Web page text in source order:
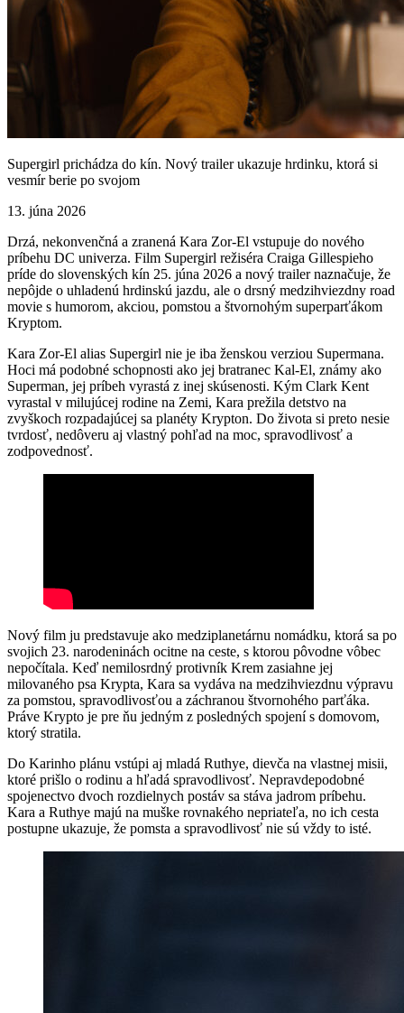
Supergirl prichádza do kín. Nový trailer ukazuje hrdinku, ktorá si
vesmír berie po svojom
13. júna 2026
Drzá, nekonvenčná a zranená Kara Zor-El vstupuje do nového
príbehu DC univerza. Film Supergirl režiséra Craiga Gillespieho
príde do slovenských kín 25. júna 2026 a nový trailer naznačuje, že
nepôjde o uhladenú hrdinskú jazdu, ale o drsný medzihviezdny road
movie s humorom, akciou, pomstou a štvornohým superparťákom
Kryptom.
Kara Zor-El alias Supergirl nie je iba ženskou verziou Supermana.
Hoci má podobné schopnosti ako jej bratranec Kal-El, známy ako
Superman, jej príbeh vyrastá z inej skúsenosti. Kým Clark Kent
vyrastal v milujúcej rodine na Zemi, Kara prežila detstvo na
zvyškoch rozpadajúcej sa planéty Krypton. Do života si preto nesie
tvrdosť, nedôveru aj vlastný pohľad na moc, spravodlivosť a
zodpovednosť.
Nový film ju predstavuje ako medziplanetárnu nomádku, ktorá sa po
svojich 23. narodeninách ocitne na ceste, s ktorou pôvodne vôbec
nepočítala. Keď nemilosrdný protivník Krem zasiahne jej
milovaného psa Krypta, Kara sa vydáva na medzihviezdnu výpravu
za pomstou, spravodlivosťou a záchranou štvornohého parťáka.
Práve Krypto je pre ňu jedným z posledných spojení s domovom,
ktorý stratila.
Do Karinho plánu vstúpi aj mladá Ruthye, dievča na vlastnej misii,
ktoré prišlo o rodinu a hľadá spravodlivosť. Nepravdepodobné
spojenectvo dvoch rozdielnych postáv sa stáva jadrom príbehu.
Kara a Ruthye majú na muške rovnakého nepriateľa, no ich cesta
postupne ukazuje, že pomsta a spravodlivosť nie sú vždy to isté.